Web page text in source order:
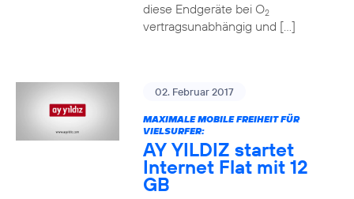
diese Endgeräte bei O2
vertragsunabhängig und […]
02. Februar 2017
MAXIMALE MOBILE FREIHEIT FÜR
VIELSURFER:
AY YILDIZ startet
Internet Flat mit 12
GB